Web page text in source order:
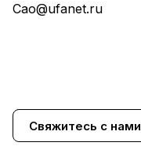
Cao@ufanet.ru
Свяжитесь с нами